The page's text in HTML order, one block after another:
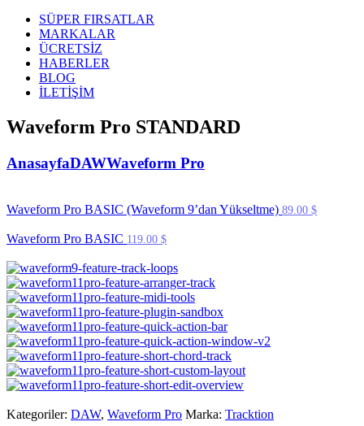
SÜPER FIRSATLAR
MARKALAR
ÜCRETSİZ
HABERLER
BLOG
İLETİŞİM
Waveform Pro STANDARD
AnasayfaDAWWaveform Pro
Waveform Pro BASIC (Waveform 9’dan Yükseltme) 89.00 $
Waveform Pro BASIC 119.00 $
Kategoriler: DAW, Waveform Pro Marka: Tracktion